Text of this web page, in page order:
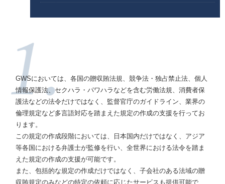
GWSにおいては、各国の贈収賄法規、競争法・独占禁止法、個人
情報保護法、セクハラ・パワハラなどを含む労働法規、消費者保
護法などの法令だけではなく、監督官庁のガイドライン、業界の
倫理規定など多言語対応を踏まえた規定の作成の支援を行ってお
ります。
この規定の作成段階においては、日本国内だけではなく、アジア
等各国における弁護士が監修を行い、全世界における法令を踏ま
えた規定の作成の支援が可能です。
また、包括的な規定の作成だけではなく、子会社のある法域の贈
収賄規定のみなどの特定の依頼に応じたサービスも提供可能で